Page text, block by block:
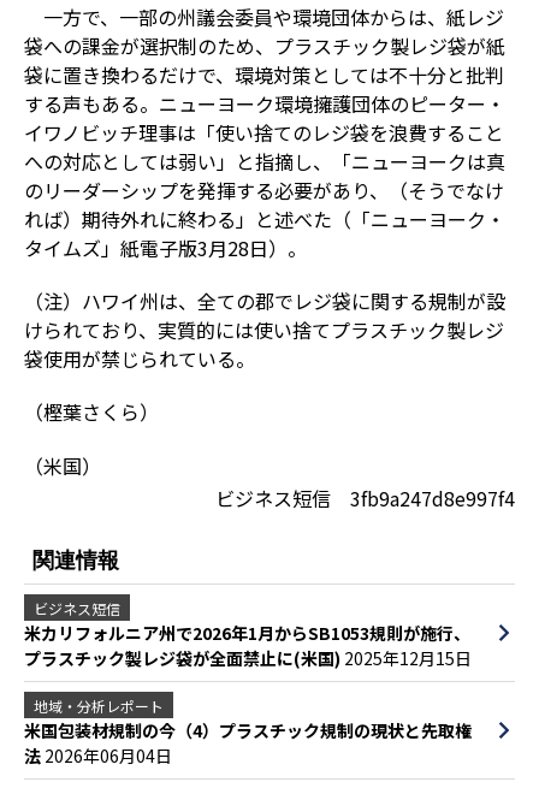
一方で、一部の州議会委員や環境団体からは、紙レジ
袋への課金が選択制のため、プラスチック製レジ袋が紙
袋に置き換わるだけで、環境対策としては不十分と批判
する声もある。ニューヨーク環境擁護団体のピーター・
イワノビッチ理事は「使い捨てのレジ袋を浪費すること
への対応としては弱い」と指摘し、「ニューヨークは真
のリーダーシップを発揮する必要があり、（そうでなけ
れば）期待外れに終わる」と述べた（「ニューヨーク・
タイムズ」紙電子版3月28日）。
（注）ハワイ州は、全ての郡でレジ袋に関する規制が設
けられており、実質的には使い捨てプラスチック製レジ
袋使用が禁じられている。
（樫葉さくら）
（米国）
ビジネス短信 3fb9a247d8e997f4
関連情報
ビジネス短信
米カリフォルニア州で2026年1月からSB1053規則が施行、
プラスチック製レジ袋が全面禁止に(米国) 2025年12月15日
地域・分析レポート
米国包装材規制の今（4）プラスチック規制の現状と先取権
法 2026年06月04日